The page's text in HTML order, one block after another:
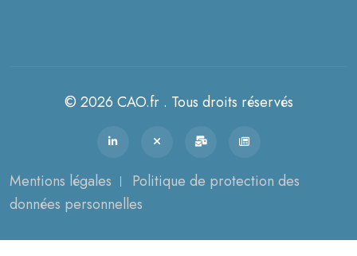
© 2026 CAO.fr . Tous droits réservés
Mentions légales
Politique de protection des
données personnelles